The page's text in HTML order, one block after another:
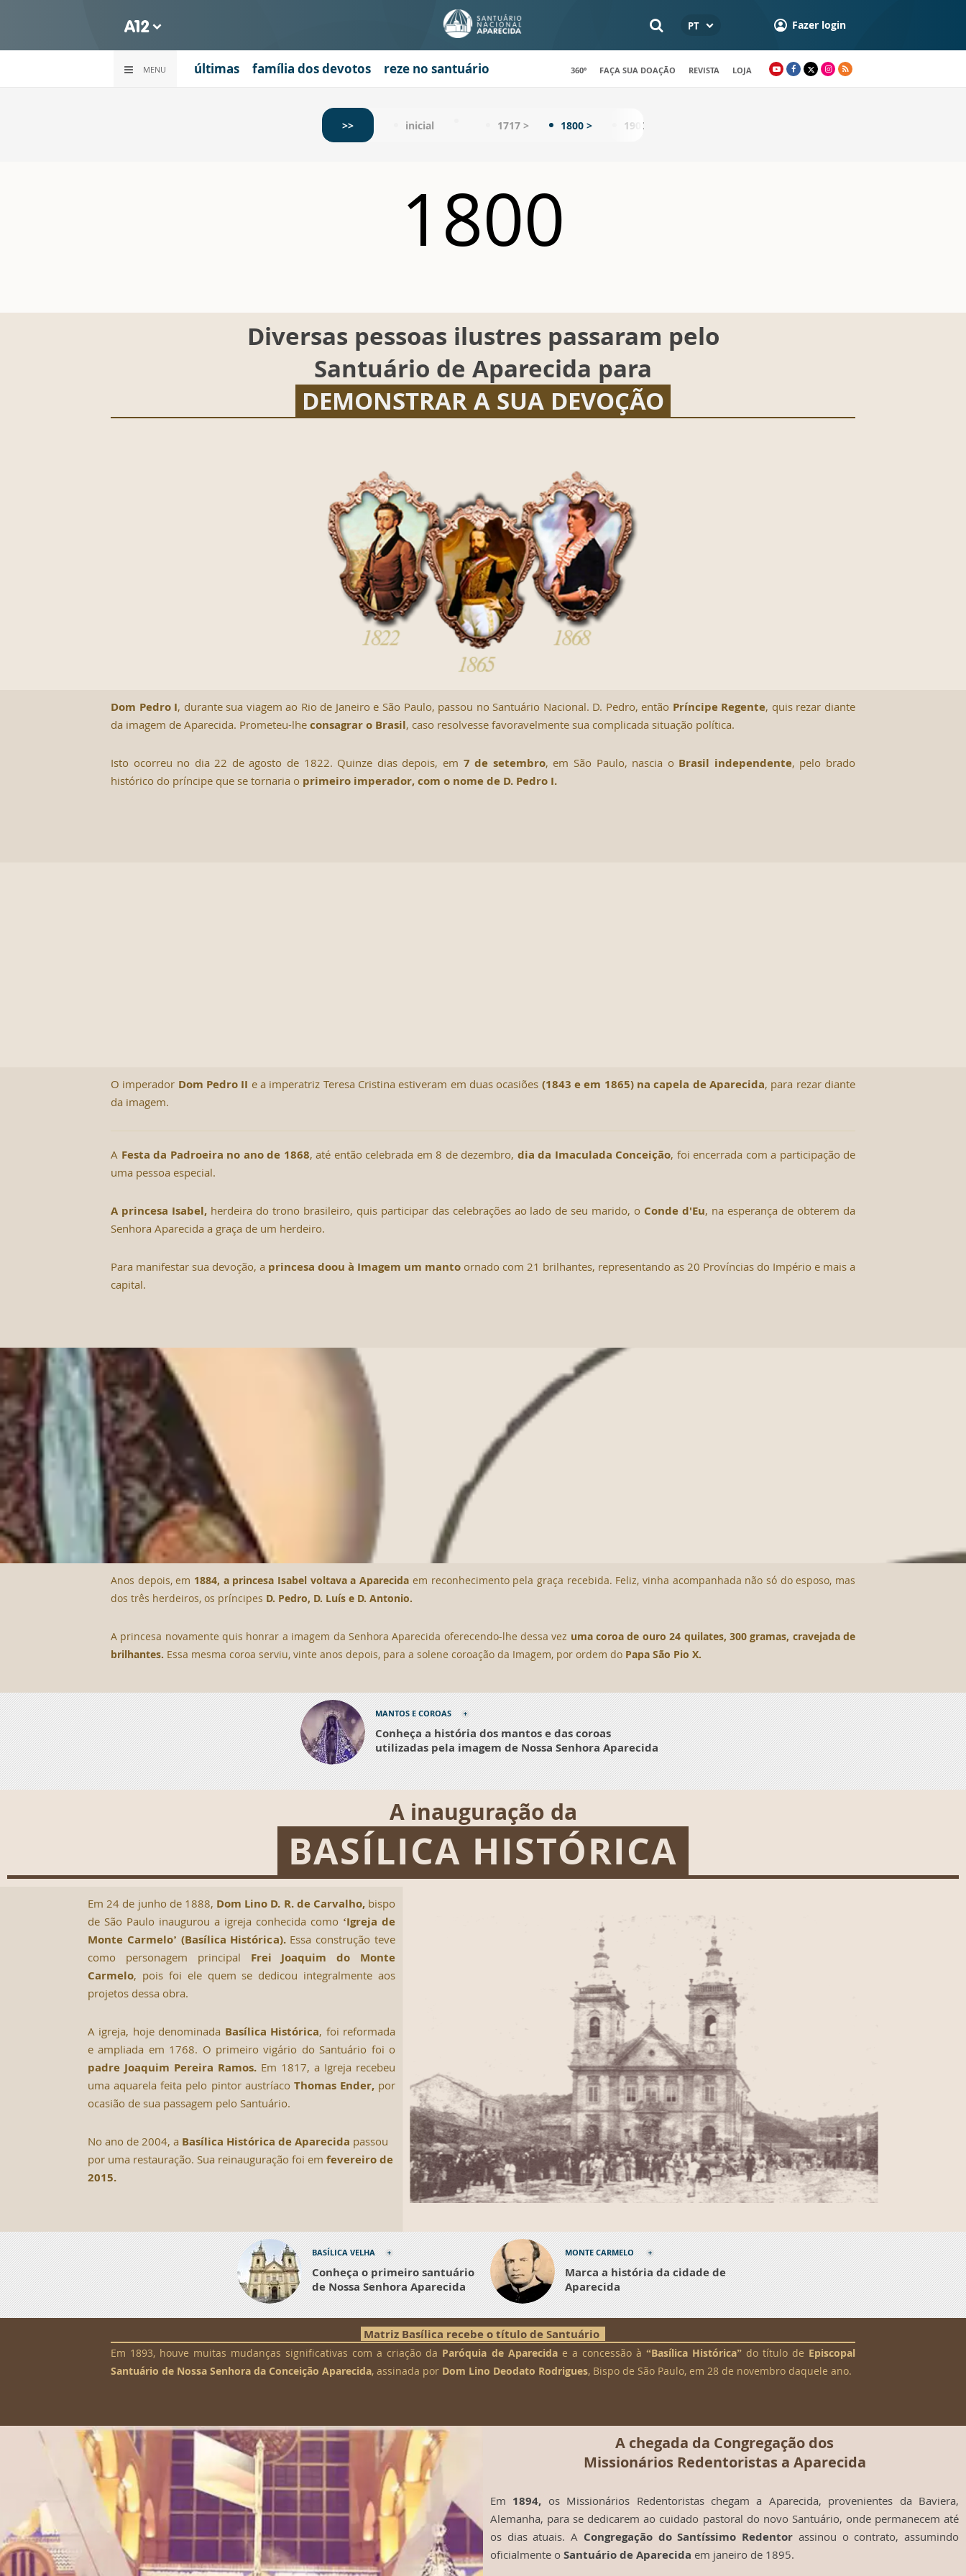
PT Fazer login
MENU últimas família dos devotos reze no santuário 360º FAÇA SUA DOAÇÃO REVISTA LOJA
>> inicial 1717 > 1800 > 1900 >
1800
Diversas pessoas ilustres passaram pelo
Santuário de Aparecida para
DEMONSTRAR A SUA DEVOÇÃO
Dom Pedro I, durante sua viagem ao Rio de Janeiro e São Paulo, passou no Santuário Nacional. D. Pedro, então Príncipe Regente, quis rezar diante
da imagem de Aparecida. Prometeu-lhe consagrar o Brasil, caso resolvesse favoravelmente sua complicada situação política.
Isto ocorreu no dia 22 de agosto de 1822. Quinze dias depois, em 7 de setembro, em São Paulo, nascia o Brasil independente, pelo brado
histórico do príncipe que se tornaria o primeiro imperador, com o nome de D. Pedro I.
O imperador Dom Pedro II e a imperatriz Teresa Cristina estiveram em duas ocasiões (1843 e em 1865) na capela de Aparecida, para rezar diante
da imagem.
A Festa da Padroeira no ano de 1868, até então celebrada em 8 de dezembro, dia da Imaculada Conceição, foi encerrada com a participação de
uma pessoa especial.
A princesa Isabel,herdeira do trono brasileiro, quis participar das celebrações ao lado de seu marido, o Conde d'Eu, na esperança de obterem da
Senhora Aparecida a graça de um herdeiro.
Para manifestar sua devoção, a princesa doou à Imagem um manto ornado com 21 brilhantes, representando as 20 Províncias do Império e mais a
capital.
Anos depois, em 1884, a princesa Isabel voltava a Aparecida em reconhecimento pela graça recebida. Feliz, vinha acompanhada não só do esposo, mas
dos três herdeiros, os príncipes D. Pedro, D. Luís e D. Antonio.
A princesa novamente quis honrar a imagem da Senhora Aparecida oferecendo-lhe dessa vez uma coroa de ouro 24 quilates, 300 gramas, cravejada de
brilhantes. Essa mesma coroa serviu, vinte anos depois, para a solene coroação da Imagem, por ordem do Papa São Pio X.
MANTOS E COROAS
Conheça a história dos mantos e das coroas
utilizadas pela imagem de Nossa Senhora Aparecida
A inauguração da
BASÍLICA HISTÓRICA
Em 24 de junho de 1888, Dom Lino D. R. de Carvalho,bispo
de São Paulo inaugurou a igreja conhecida como ‘Igreja de
Monte Carmelo’ (Basílica Histórica).Essa construção teve
como personagem principal Frei Joaquim do Monte
Carmelo, pois foi ele quem se dedicou integralmente aos
projetos dessa obra.
A igreja, hoje denominada Basílica Histórica, foi reformada
e ampliada em 1768. O primeiro vigário do Santuário foi o
padre Joaquim Pereira Ramos. Em 1817, a Igreja recebeu
uma aquarela feita pelo pintor austríacoThomas Ender,por
ocasião de sua passagem pelo Santuário.
No ano de 2004, a Basílica Histórica de Aparecida passou
por uma restauração. Sua reinauguração foi em fevereiro de
2015.
BASÍLICA VELHA
Conheça o primeiro santuário
de Nossa Senhora Aparecida
MONTE CARMELO
Marca a história da cidade de
Aparecida
Matriz Basílica recebe o título de Santuário
Em 1893, houve muitas mudanças significativas com a criação da Paróquia de Aparecidae a concessão à “Basílica Histórica”do título de Episcopal
Santuário de Nossa Senhora da Conceição Aparecida, assinada por Dom Lino Deodato Rodrigues, Bispo de São Paulo, em 28 de novembro daquele ano.
A chegada da Congregação dos
Missionários Redentoristas a Aparecida
Em 1894, os Missionários Redentoristas chegam a Aparecida, provenientes da Baviera,
Alemanha, para se dedicarem ao cuidado pastoral do novo Santuário, onde permanecem até
os dias atuais. A Congregação do Santíssimo Redentor assinou o contrato, assumindo
oficialmente o Santuário de Aparecida em janeiro de 1895.